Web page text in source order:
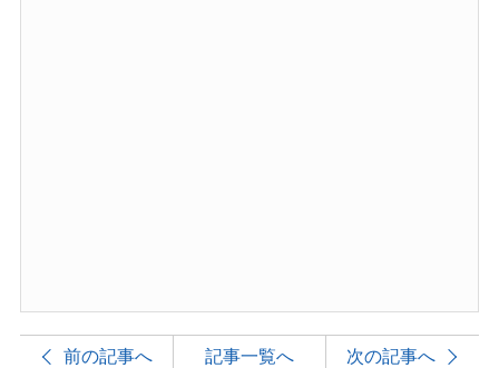
前の記事へ 記事一覧へ 次の記事へ